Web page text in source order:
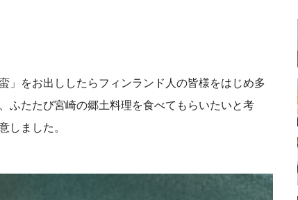
」をお出ししたらフィンランド人の皆様をはじめ多
ふたたび宮崎の郷土料理を食べてもらいたいと考
しました。